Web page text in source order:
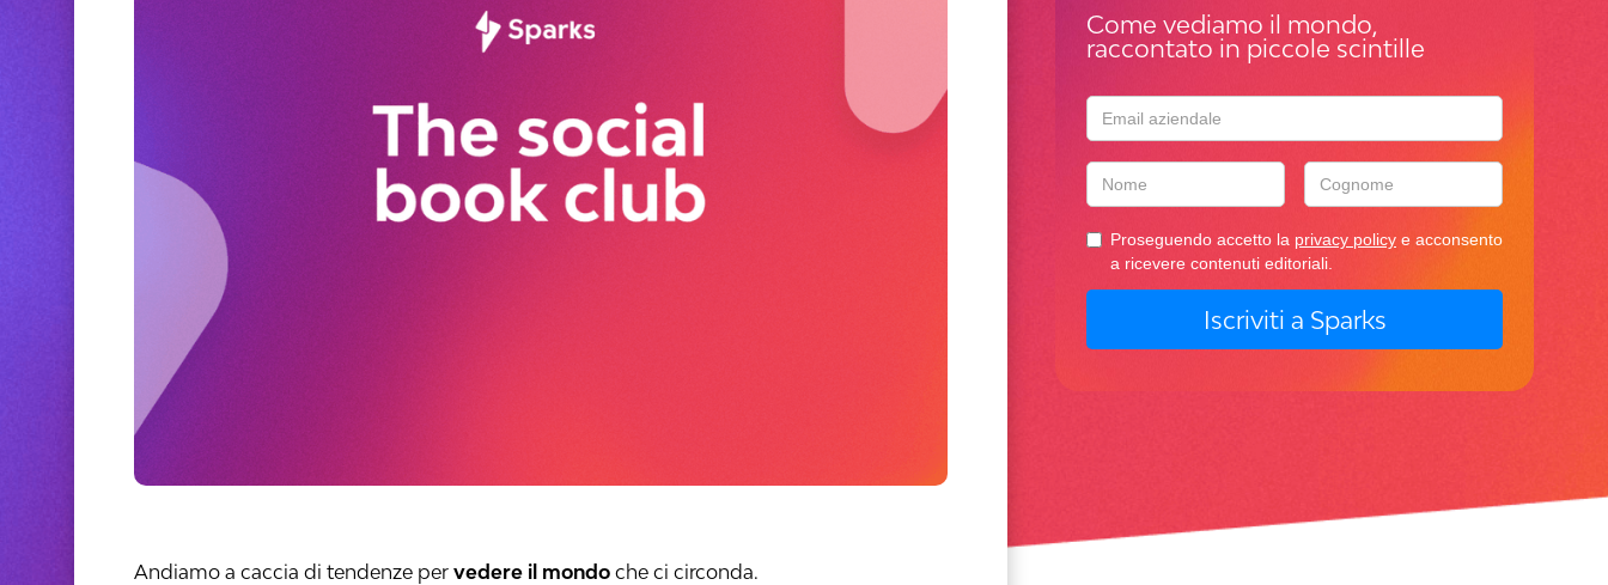
Andiamo a caccia di tendenze per vedere il mondo che ci circonda.
Come vediamo il mondo,
raccontato in piccole scintille
Proseguendo accetto la privacy policy e acconsento
a ricevere contenuti editoriali.